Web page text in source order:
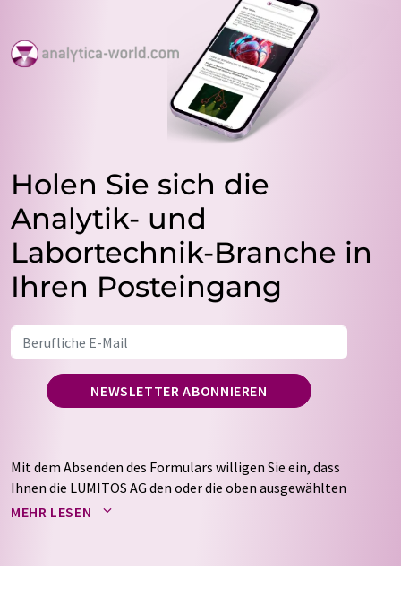
Holen Sie sich die
Analytik- und
Labortechnik-Branche in
Ihren Posteingang
NEWSLETTER ABONNIEREN
Mit dem Absenden des Formulars willigen Sie ein, dass
Ihnen die LUMITOS AG den oder die oben ausgewählten
Newsletter per E-Mail zusendet. Ihre Daten werden
auf Basis unsererDatenschutzerklärung. LUMITOS darf
MEHR LESEN